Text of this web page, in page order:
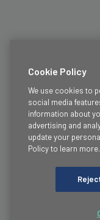
Cookie Policy
We use cookies to
social media
information about
advertising and
update your
Policy to learn more.